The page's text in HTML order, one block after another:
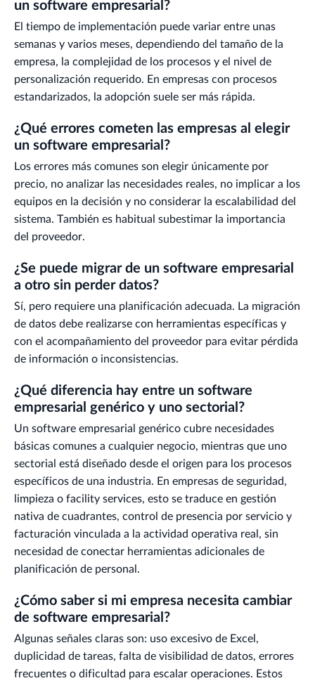
un software empresarial?
El tiempo de implementación puede variar entre unas
semanas y varios meses, dependiendo del tamaño de la
empresa, la complejidad de los procesos y el nivel de
personalización requerido. En empresas con procesos
estandarizados, la adopción suele ser más rápida.
¿Qué errores cometen las empresas al elegir
un software empresarial?
Los errores más comunes son elegir únicamente por
precio, no analizar las necesidades reales, no implicar a los
equipos en la decisión y no considerar la escalabilidad del
sistema. También es habitual subestimar la importancia
del proveedor.
¿Se puede migrar de un software empresarial
a otro sin perder datos?
Sí, pero requiere una planificación adecuada. La migración
de datos debe realizarse con herramientas específicas y
con el acompañamiento del proveedor para evitar pérdida
de información o inconsistencias.
¿Qué diferencia hay entre un software
empresarial genérico y uno sectorial?
Un software empresarial genérico cubre necesidades
básicas comunes a cualquier negocio, mientras que uno
sectorial está diseñado desde el origen para los procesos
específicos de una industria. En empresas de seguridad,
limpieza o facility services, esto se traduce en gestión
nativa de cuadrantes, control de presencia por servicio y
facturación vinculada a la actividad operativa real, sin
necesidad de conectar herramientas adicionales de
planificación de personal.
¿Cómo saber si mi empresa necesita cambiar
de software empresarial?
Algunas señales claras son: uso excesivo de Excel,
duplicidad de tareas, falta de visibilidad de datos, errores
frecuentes o dificultad para escalar operaciones. Estos